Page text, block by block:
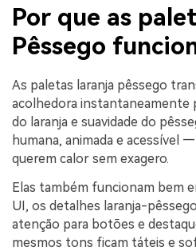
Por que as
Pêssego
As paletas laranja pêssego
acolhedora instantaneamente
do laranja e suavidade do
humana, animada e acessível
querem calor sem exagero.
Elas também funcionam bem
UI, os detalhes laranja-
atenção para botões e
mesmos tons ficam táteis e